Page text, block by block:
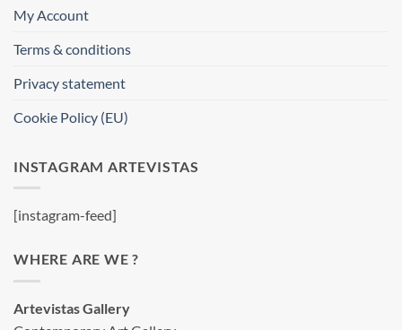
My Account
Terms & conditions
Privacy statement
Cookie Policy (EU)
INSTAGRAM ARTEVISTAS
[instagram-feed]
WHERE ARE WE ?
Artevistas Gallery